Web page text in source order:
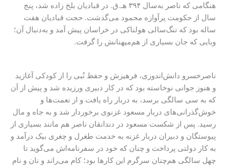
هنگامی که ناصر به‌سال ۳۹۴ هـ.ق. در قبادیان بلخ زاده شد، پنج
سال از حکومت پرآوازه‌ محمود می‌گذشت. حجت قبادیان هفت
ساله بود که تنگ‌سالی هولناکی در خراسان پیش آمد و به‌دنبال آن؛
وبایی که جان بسیاری از هم‌میهنانش را گرفت.
ناصرخسرو دانش‌اندوزی، فرهیزش و حفظ نُبی را از کودکی آغازید
و هنوز جوانی نوخاسته بود که در کار دبیری ورزیده شد و پیش از آن
که به سی سالگی برسد، به‌ دربار راه یافت و از نعمت‌ها و
خوش‌گذرانی‌های دربار مسعود غزنوی برخوردار شد و به جاه و مال
رسید. پس از شکست مسعود در دندانقان ناصر هم مانند بسیاری از
پیوستگان و دبیران دربار غزنه به خدمت طغرل و چغری بیک درآمد و
به کار دولتی پرداخت و چنان که خود در سفرنامه‌اش می‌گوید تا
چهل سالگی هم‌چنان سرگرم این کارها بود؛ کام می‌راند و نان و نام